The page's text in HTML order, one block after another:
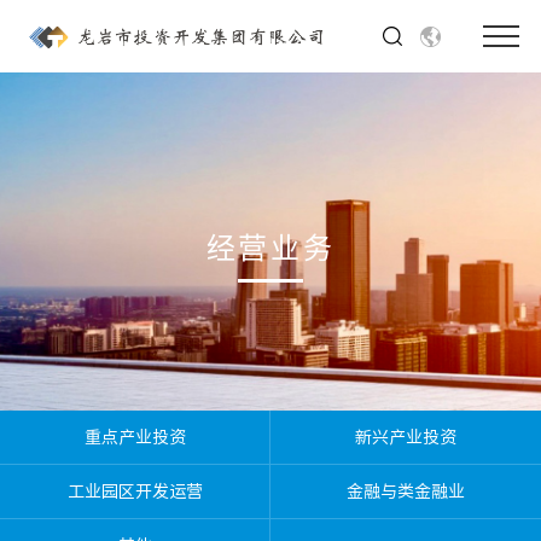
经营业务
重点产业投资 新兴产业投资
工业园区开发运营 金融与类金融业